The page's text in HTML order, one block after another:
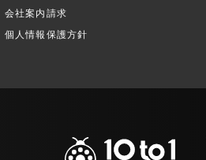
会社案内請求
個人情報保護方針